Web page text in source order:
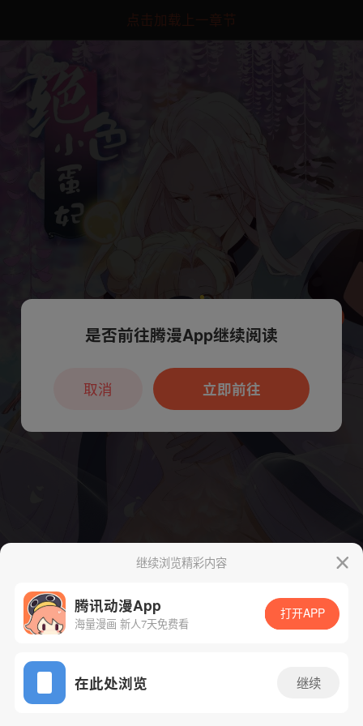
点击加载上一章节
App免费看
下一话
继续浏览精彩内容
腾讯动漫App
海量漫画 新人7天免费看
打开APP
在此处浏览 继续
本章节仅支持App阅读，可打开App新用
户7天免费看
是否前往腾漫App继续阅读
立即前往
取消